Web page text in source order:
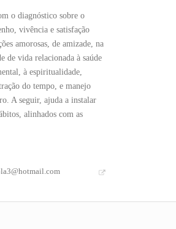
o diagnóstico sobre o
vivência e satisfação
amorosas, de amizade, na
de vida relacionada à saúde
à espiritualidade,
do tempo, e manejo
A seguir, ajuda a instalar
alinhados com as